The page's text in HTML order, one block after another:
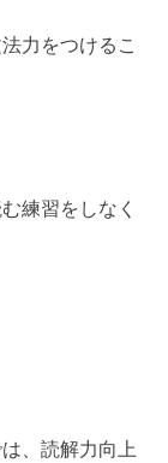
力をつけるこ
練習をしなく
、読解力向上